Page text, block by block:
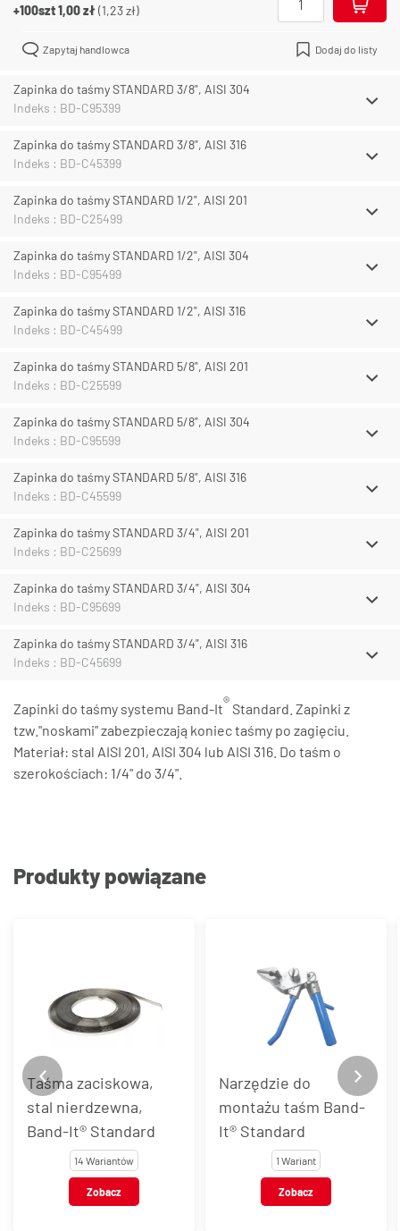
+100szt1,00 zł(1,23 zł)
Zapytaj handlowca Dodaj do listy
Zapinka do taśmy STANDARD 3/8", AISI 304
Indeks : BD-C95399
Zapinka do taśmy STANDARD 3/8", AISI 316
Indeks : BD-C45399
Zapinka do taśmy STANDARD 1/2", AISI 201
Indeks : BD-C25499
Zapinka do taśmy STANDARD 1/2", AISI 304
Indeks : BD-C95499
Zapinka do taśmy STANDARD 1/2", AISI 316
Indeks : BD-C45499
Zapinka do taśmy STANDARD 5/8", AISI 201
Indeks : BD-C25599
Zapinka do taśmy STANDARD 5/8", AISI 304
Indeks : BD-C95599
Zapinka do taśmy STANDARD 5/8", AISI 316
Indeks : BD-C45599
Zapinka do taśmy STANDARD 3/4", AISI 201
Indeks : BD-C25699
Zapinka do taśmy STANDARD 3/4", AISI 304
Indeks : BD-C95699
Zapinka do taśmy STANDARD 3/4", AISI 316
Indeks : BD-C45699
Zapinki do taśmy systemu Band-It® Standard. Zapinki z
tzw."noskami" zabezpieczają koniec taśmy po zagięciu.
Materiał: stal AISI 201, AISI 304 lub AISI 316. Do taśm o
szerokościach: 1/4" do 3/4".
Produkty powiązane
Taśma zaciskowa,
stal nierdzewna,
Band-It® Standard
14 Wariantów
Zobacz
Narzędzie do
montażu taśm Band-
It® Standard
1 Wariant
Zobacz